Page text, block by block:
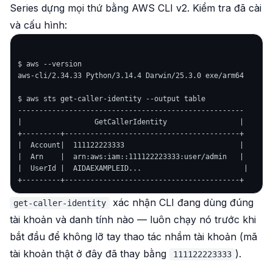
Series dựng mọi thứ bằng AWS CLI v2. Kiểm tra đã cài
và cấu hình:
$ aws --version
aws-cli/2.34.33 Python/3.14.4 Darwin/25.3.0 exe/arm64
$ aws sts get-caller-identity --output table
-----------------------------------------------------
|                 GetCallerIdentity                 |
+---------+-----------------------------------------+
|  Account|  111122223333                           |
|  Arn    |  arn:aws:iam::111122223333:user/admin   |
|  UserId |  AIDAEXAMPLEID...                        |
get-caller-identity
xác nhận CLI đang dùng đúng
tài khoản và danh tính nào — luôn chạy nó trước khi
bắt đầu để không lỡ tay thao tác nhầm tài khoản (mã
tài khoản thật ở đây đã thay bằng
111122223333 ).